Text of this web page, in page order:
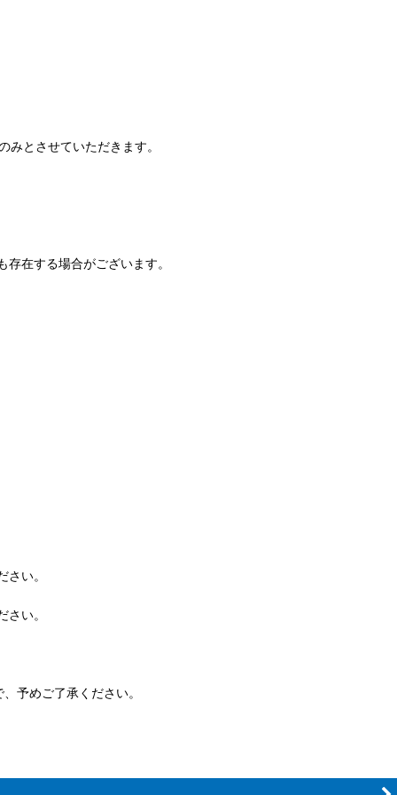
とさせていただきます。
在する場合がございます。
い。
い。
予めご了承ください。